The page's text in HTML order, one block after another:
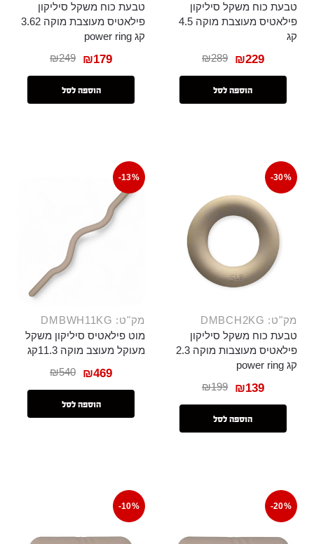
טבעת כוח משקל סיליקון
פילאטיס מעוצבת מוקה 4.5
קג
₪289 ₪229
הוספה לסל
טבעת כוח משקל סיליקון
פילאטיס מעוצבת מוקה 3.62
קג power ring
₪249 ₪179
הוספה לסל
-30%
מק"ט: DMBCH2KG
טבעת כוח משקל סיליקון
פילאטיס מעוצבות מוקה 2.3
קג power ring
₪199 ₪139
הוספה לסל
-13%
מק"ט: DMBWH11KG
מוט פילאטיס סיליקון משקל
מעוקל מעוצב מוקה 11.3קג
₪540 ₪469
הוספה לסל
-20%
-10%